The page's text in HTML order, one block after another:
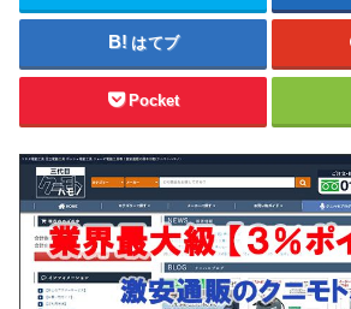
はてブ
Pocket